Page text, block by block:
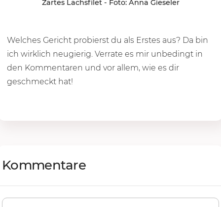
Zartes Lachsfilet - Foto: Anna Gieseler
Welches Gericht probierst du als Erstes aus? Da bin
ich wirklich neugierig. Verrate es mir unbedingt in
den Kommentaren und vor allem, wie es dir
geschmeckt hat!
Kommentare